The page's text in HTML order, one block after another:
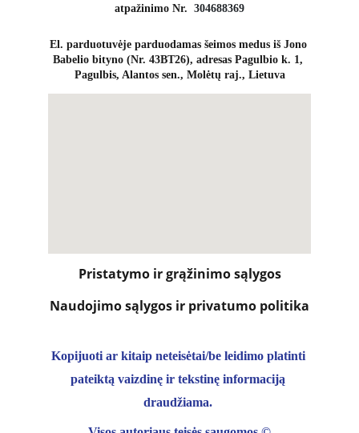
atpažinimo Nr. 304688369
El. parduotuvėje parduodamas šeimos medus iš Jono
Babelio bityno (Nr. 43BT26), adresas Pagulbio k. 1,
Pagulbis, Alantos sen., Molėtų raj., Lietuva
Naudojimo sąlygos ir privatumo politika
Pristatymo ir grąžinimo sąlygos
Kopijuoti ar kitaip neteisėtai/be leidimo platinti
pateiktą vaizdinę ir tekstinę informaciją
draudžiama.